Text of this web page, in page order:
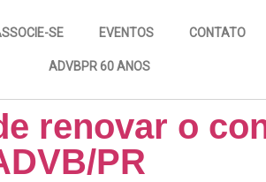
SE EVENTOS CONTATO
ADVBPR 60 ANOS
renovar o
PR